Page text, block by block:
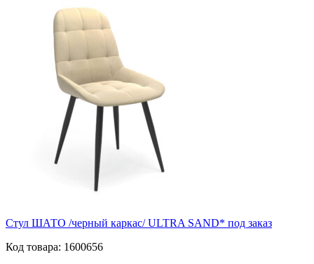
Стул ШАТО /черный каркас/ ULTRA SAND* под заказ
Код товара: 1600656